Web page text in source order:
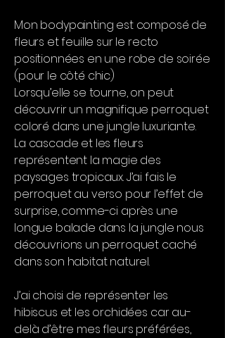
Mon bodypainting est composé de
fleurs et feuille sur le recto
positionnées en une robe de soirée
(pour le côté chic)
Lorsqu’elle se tourne, on peut
découvrir un magnifique perroquet
coloré dans une jungle luxuriante.
La cascade et les fleurs
représentent la magie des
paysages tropicaux. J’ai fais le
perroquet au verso pour l’effet de
surprise, comme-ci après une
longue balade dans la jungle nous
découvrions un perroquet caché
dans son habitat naturel.
J’ai choisi de représenter les
hibiscus et les orchidées car au-
delà d’être mes fleurs préférées,